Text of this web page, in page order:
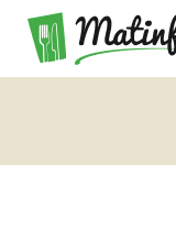
Navigasjon